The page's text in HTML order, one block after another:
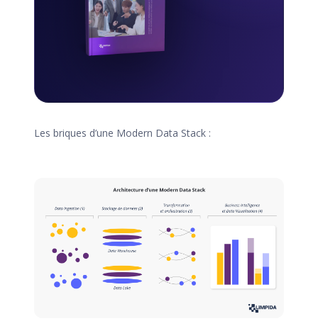
Les briques d’une Modern Data Stack :